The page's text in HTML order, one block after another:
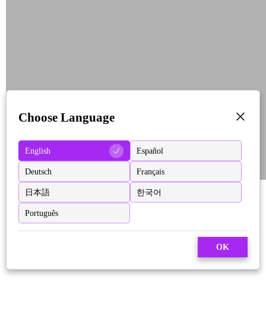
Choose Language
English Español
Deutsch Français
日本語 한국어
Português
OK